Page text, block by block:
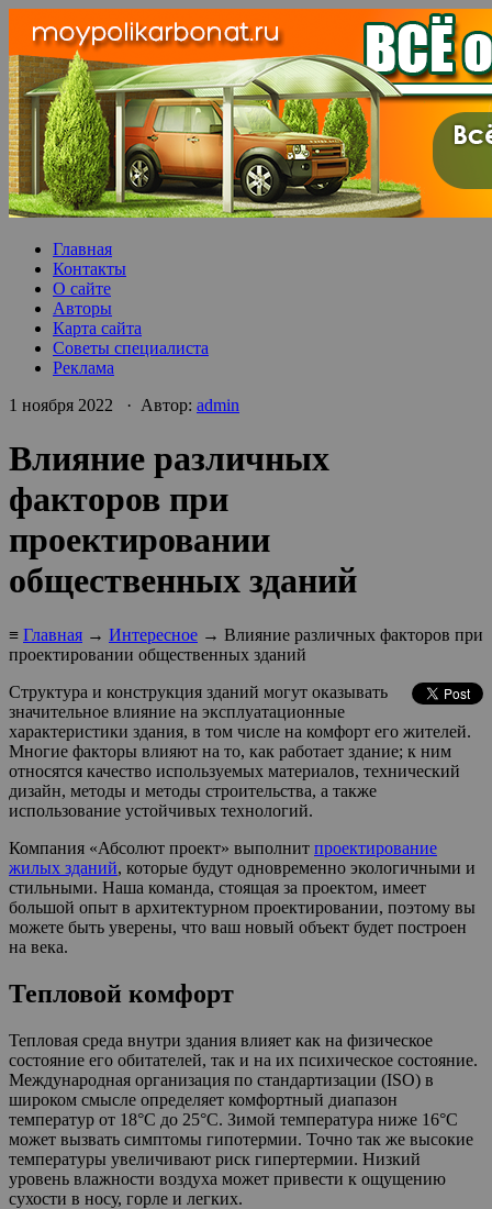
Главная
Контакты
О сайте
Авторы
Карта сайта
Советы специалиста
Реклама
1 ноября 2022 · Автор: admin
Влияние различных
факторов при
проектировании
общественных зданий
≡ Главная → Интересное → Влияние различных факторов при
проектировании общественных зданий
Структура и конструкция зданий могут оказывать
значительное влияние на эксплуатационные
характеристики здания, в том числе на комфорт его жителей.
Многие факторы влияют на то, как работает здание; к ним
относятся качество используемых материалов, технический
дизайн, методы и методы строительства, а также
использование устойчивых технологий.
Компания «Абсолют проект» выполнит проектирование
жилых зданий, которые будут одновременно экологичными и
стильными. Наша команда, стоящая за проектом, имеет
большой опыт в архитектурном проектировании, поэтому вы
можете быть уверены, что ваш новый объект будет построен
на века.
Тепловой комфорт
Тепловая среда внутри здания влияет как на физическое
состояние его обитателей, так и на их психическое состояние.
Международная организация по стандартизации (ISO) в
широком смысле определяет комфортный диапазон
температур от 18°C до 25°C. Зимой температура ниже 16°C
может вызвать симптомы гипотермии. Точно так же высокие
температуры увеличивают риск гипертермии. Низкий
уровень влажности воздуха может привести к ощущению
сухости в носу, горле и легких.